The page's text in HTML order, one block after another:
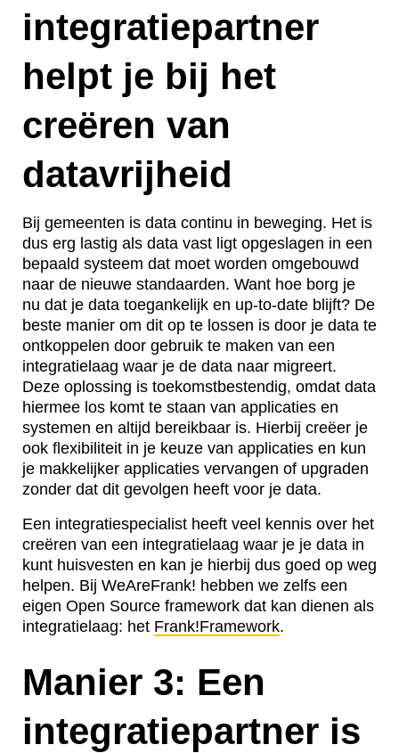
integratiepartner
helpt je bij het
creëren van
datavrijheid
Bij gemeenten is data continu in beweging. Het is
dus erg lastig als data vast ligt opgeslagen in een
bepaald systeem dat moet worden omgebouwd
naar de nieuwe standaarden. Want hoe borg je
nu dat je data toegankelijk en up-to-date blijft? De
beste manier om dit op te lossen is door je data te
ontkoppelen door gebruik te maken van een
integratielaag waar je de data naar migreert.
Deze oplossing is toekomstbestendig, omdat data
hiermee los komt te staan van applicaties en
systemen en altijd bereikbaar is. Hierbij creëer je
ook flexibiliteit in je keuze van applicaties en kun
je makkelijker applicaties vervangen of upgraden
zonder dat dit gevolgen heeft voor je data.
Een integratiespecialist heeft veel kennis over het
creëren van een integratielaag waar je je data in
kunt huisvesten en kan je hierbij dus goed op weg
helpen. Bij WeAreFrank! hebben we zelfs een
eigen Open Source framework dat kan dienen als
integratielaag: het Frank!Framework.
Manier 3: Een
integratiepartner is